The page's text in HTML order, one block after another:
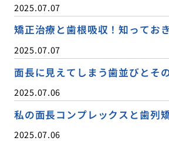
2025.07.07
矯正治療と歯根吸収！知ってお
2025.07.07
面長に見えてしまう歯並びとそ
2025.07.06
私の面長コンプレックスと歯列
2025.07.06